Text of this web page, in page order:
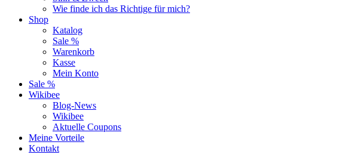
Wie finde ich das Richtige für mich?
Shop
Katalog
Sale %
Warenkorb
Kasse
Mein Konto
Sale %
Wikibee
Blog-News
Wikibee
Aktuelle Coupons
Meine Vorteile
Kontakt